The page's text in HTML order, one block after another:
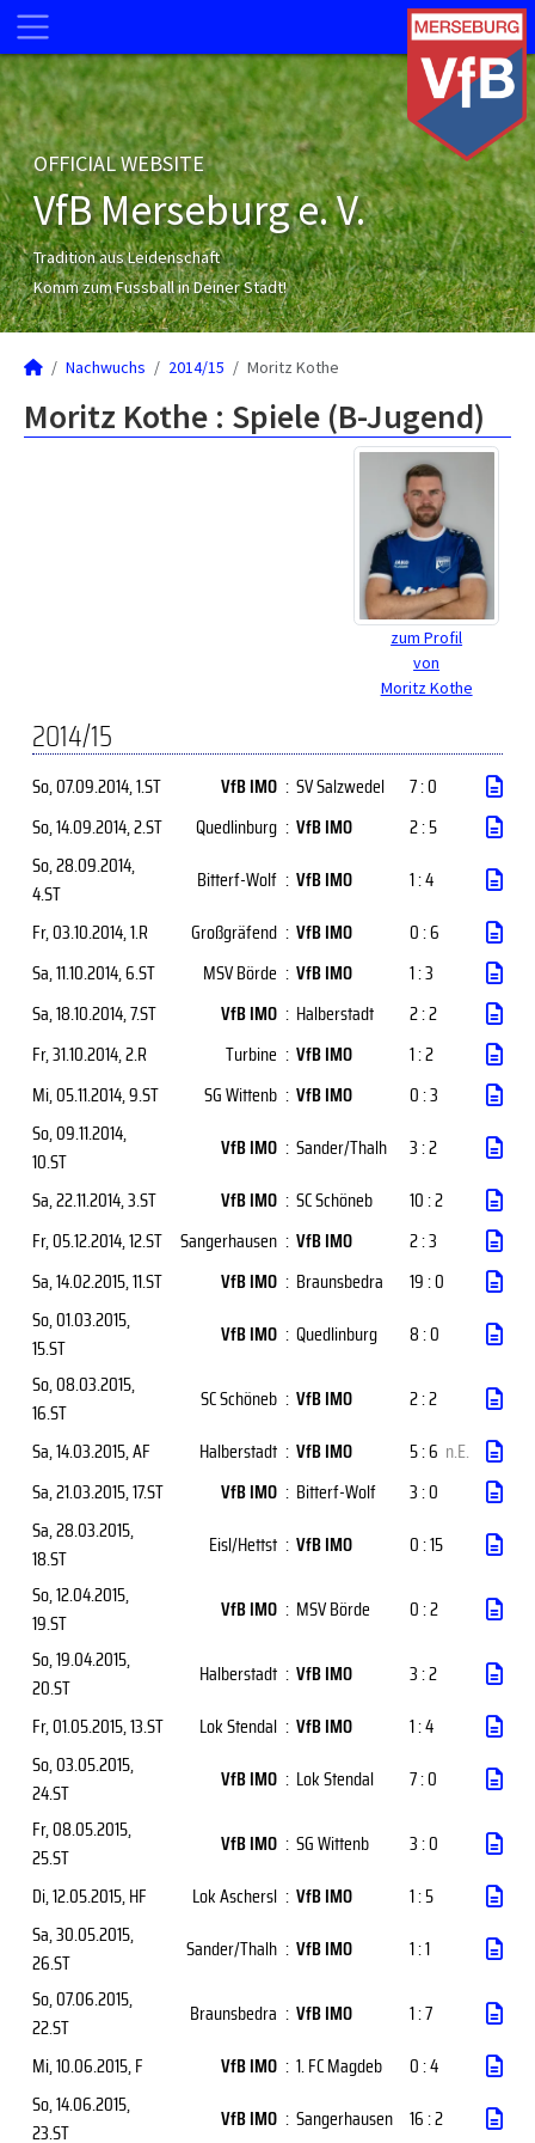
OFFICIAL WEBSITE
VfB Merseburg e. V.
Tradition aus Leidenschaft
Komm zum Fussball in Deiner Stadt!
Nachwuchs 2014/15 Moritz Kothe
Moritz Kothe : Spiele (B-Jugend)
zum Profil
von
Moritz Kothe
2014/15
So, 07.09.2014, 1.ST VfB IMO : SV Salzwedel
7 : 0
So, 14.09.2014, 2.ST Quedlinburg : VfB IMO
2 : 5
So, 28.09.2014,
4.ST
Bitterf-Wolf : VfB IMO
1 : 4
Fr, 03.10.2014, 1.R Großgräfend : VfB IMO
0 : 6
Sa, 11.10.2014, 6.ST MSV Börde : VfB IMO
1 : 3
Sa, 18.10.2014, 7.ST VfB IMO : Halberstadt
2 : 2
Fr, 31.10.2014, 2.R Turbine : VfB IMO
1 : 2
Mi, 05.11.2014, 9.ST SG Wittenb : VfB IMO
0 : 3
So, 09.11.2014,
10.ST
VfB IMO : Sander/Thalh
3 : 2
Sa, 22.11.2014, 3.ST VfB IMO : SC Schöneb
10 : 2
Fr, 05.12.2014, 12.ST Sangerhausen : VfB IMO
2 : 3
Sa, 14.02.2015, 11.ST VfB IMO : Braunsbedra
19 : 0
So, 01.03.2015,
15.ST
VfB IMO : Quedlinburg
8 : 0
So, 08.03.2015,
16.ST
SC Schöneb : VfB IMO
2 : 2
Sa, 14.03.2015, AF Halberstadt : VfB IMO 5 : 6 n.E.
Sa, 21.03.2015, 17.ST VfB IMO : Bitterf-Wolf
3 : 0
Sa, 28.03.2015,
18.ST
Eisl/Hettst : VfB IMO
0 : 15
So, 12.04.2015,
19.ST
VfB IMO : MSV Börde
0 : 2
So, 19.04.2015,
20.ST
Halberstadt : VfB IMO
3 : 2
Fr, 01.05.2015, 13.ST Lok Stendal : VfB IMO
1 : 4
So, 03.05.2015,
24.ST
VfB IMO : Lok Stendal
7 : 0
Fr, 08.05.2015,
25.ST
VfB IMO : SG Wittenb
3 : 0
Di, 12.05.2015, HF Lok Aschersl : VfB IMO
1 : 5
Sa, 30.05.2015,
26.ST
Sander/Thalh : VfB IMO
1 : 1
So, 07.06.2015,
22.ST
Braunsbedra : VfB IMO
1 : 7
Mi, 10.06.2015, F VfB IMO : 1. FC Magdeb
0 : 4
So, 14.06.2015,
23.ST
VfB IMO : Sangerhausen 16 : 2